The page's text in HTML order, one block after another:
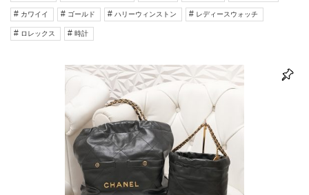
カワイイ ゴールド ハリーウィンストン レディースウォッチ
ロレックス 時計